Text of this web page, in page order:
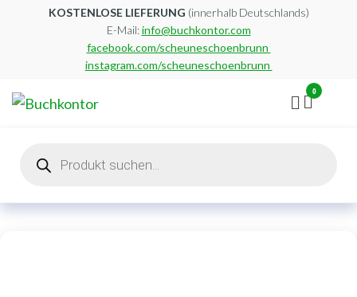
KOSTENLOSE LIEFERUNG (innerhalb Deutschlands)
E-Mail:info@buchkontor.com
facebook.com/scheuneschoenbrunn
instagram.com/scheuneschoenbrunn
0
search